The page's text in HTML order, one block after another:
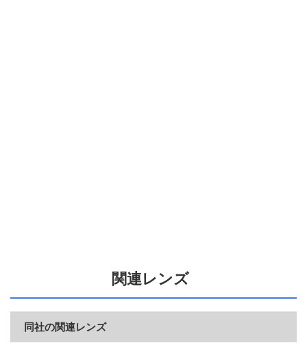
関連レンズ
同社の関連レンズ